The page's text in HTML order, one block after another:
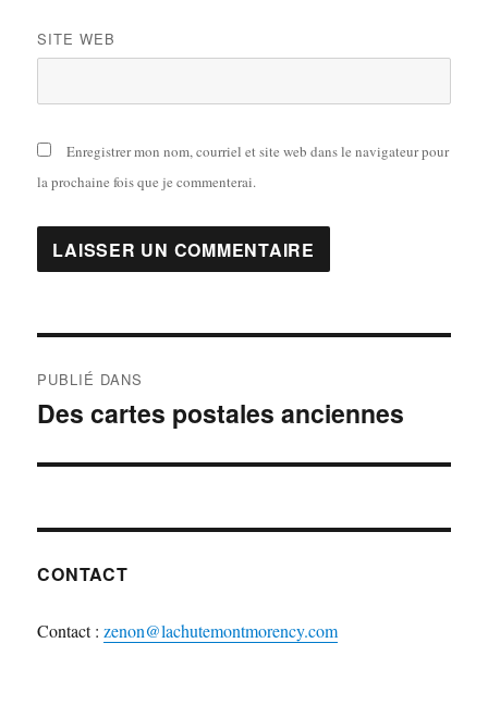
SITE WEB
Enregistrer mon nom, courriel et site web dans le navigateur pour
la prochaine fois que je commenterai.
de
PUBLIÉ DANS
Des cartes postales anciennes
CONTACT
Contact :zenon@lachutemontmorency.com